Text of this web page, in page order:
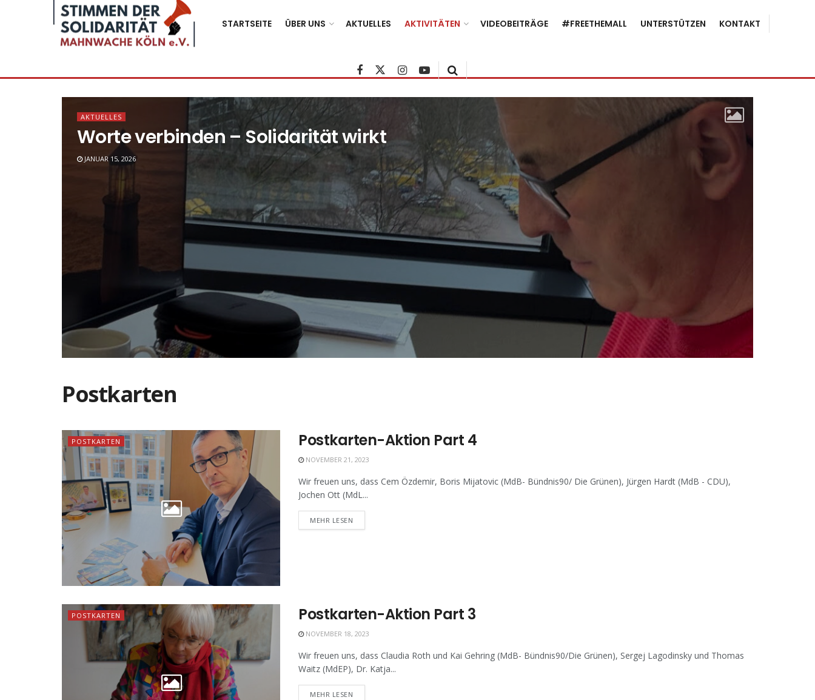
STARTSEITE ÜBER UNS AKTUELLES AKTIVITÄTEN VIDEOBEITRÄGE #FREETHEMALL UNTERSTÜTZEN KONTAKT
AKTUELLES
Worte verbinden – Solidarität wirkt
JANUAR 15, 2026
Postkarten
POSTKARTEN Postkarten-Aktion Part 4
NOVEMBER 21, 2023
Wir freuen uns, dass Cem Özdemir, Boris Mijatovic (MdB- Bündnis90/ Die Grünen), Jürgen Hardt (MdB - CDU),
Jochen Ott (MdL...
MEHR LESEN
POSTKARTEN Postkarten-Aktion Part 3
NOVEMBER 18, 2023
Wir freuen uns, dass Claudia Roth und Kai Gehring (MdB- Bündnis90/Die Grünen), Sergej Lagodinsky und Thomas
Waitz (MdEP), Dr. Katja...
MEHR LESEN